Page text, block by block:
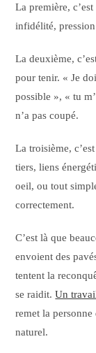
La première,
infidélité,
La deuxième,
pour tenir. « Je
possible », « tu
n’a pas coupé.
La troisième,
tiers, liens
oeil, ou tout
correctement.
C’est là que
envoient des
tentent la
se raidit.Un
remet la
naturel.